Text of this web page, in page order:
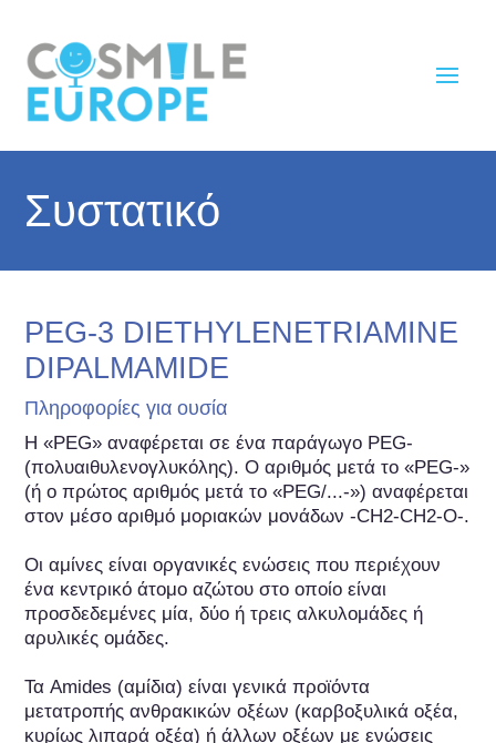
Συστατικό
PEG-3 DIETHYLENETRIAMINE
DIPALMAMIDE
Πληροφορίες για ουσία
Η «PEG» αναφέρεται σε ένα παράγωγο PEG-
(πολυαιθυλενογλυκόλης). Ο αριθμός μετά το «PEG-»
(ή ο πρώτος αριθμός μετά το «PEG/...-») αναφέρεται
στον μέσο αριθμό μοριακών μονάδων -CH2-CH2-O-.
Οι αμίνες είναι οργανικές ενώσεις που περιέχουν
ένα κεντρικό άτομο αζώτου στο οποίο είναι
προσδεδεμένες μία, δύο ή τρεις αλκυλομάδες ή
αρυλικές ομάδες.
Τα Amides (αμίδια) είναι γενικά προϊόντα
μετατροπής ανθρακικών οξέων (καρβοξυλικά οξέα,
κυρίως λιπαρά οξέα) ή άλλων οξέων με ενώσεις